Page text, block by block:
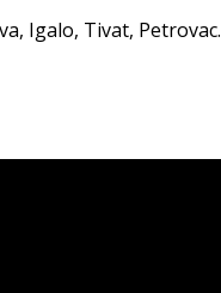
Igalo, Tivat, Petrovac.